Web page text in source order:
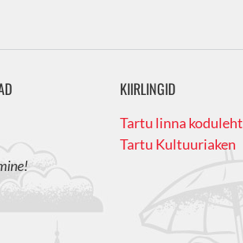
KIIRLINGID
Tartu linna koduleht
Tartu Kultuuriaken